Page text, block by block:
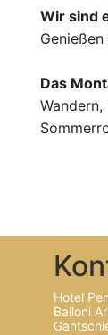
Wir sind
Das
Hotel
Bailoni